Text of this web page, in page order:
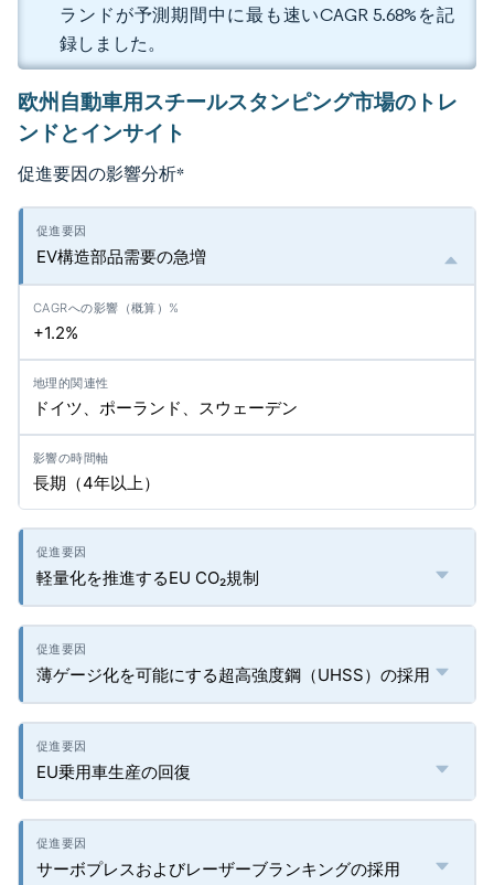
ランドが予測期間中に最も速いCAGR 5.68%を記
録しました。
欧州自動車用スチールスタンピング市場のトレ
ンドとインサイト
促進要因の影響分析*
EV構造部品需要の急増
+1.2%
ドイツ、ポーランド、スウェーデン
長期（4年以上）
軽量化を推進するEU CO₂規制
薄ゲージ化を可能にする超高強度鋼（UHSS）の採用
EU乗用車生産の回復
サーボプレスおよびレーザーブランキングの採用